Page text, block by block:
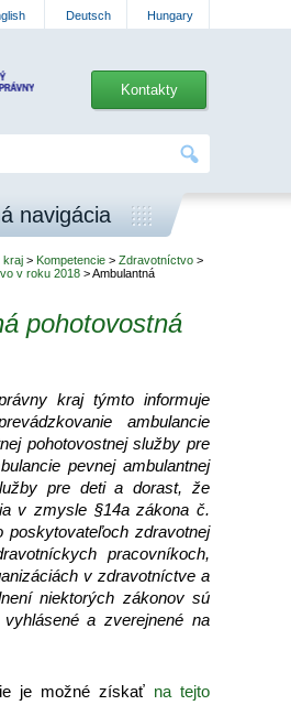
Deutsch Hungary
Kontakty
navigácia
kraj > Kompetencie > Zdravotníctvo >
v roku 2018 > Ambulantná
pohotovostná
kraj týmto informuje
ambulancie
pohotovostnej služby pre
pevnej ambulantnej
pre deti a dorast, že
v zmysle §14a zákona č.
poskytovateľoch zdravotnej
pracovníkoch,
v zdravotníctve a
niektorých zákonov sú
a zverejnené na
je možné získať na tejto